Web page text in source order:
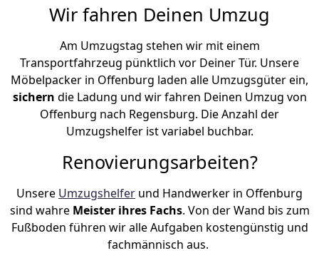
Wir fahren Deinen Umzug
Am Umzugstag stehen wir mit einem
Transportfahrzeug pünktlich vor Deiner Tür. Unsere
Möbelpacker in Offenburg laden alle Umzugsgüter ein,
sichern die Ladung und wir fahren Deinen Umzug von
Offenburg nach Regensburg. Die Anzahl der
Umzugshelfer ist variabel buchbar.
Renovierungsarbeiten?
Unsere Umzugshelfer und Handwerker in Offenburg
sind wahre Meister ihres Fachs. Von der Wand bis zum
Fußboden führen wir alle Aufgaben kostengünstig und
fachmännisch aus.